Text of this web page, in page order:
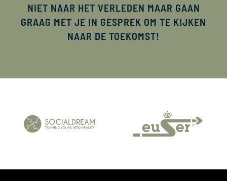
NIET NAAR HET VERLEDEN MAAR GAAN
GRAAG MET JE IN GESPREK OM TE KIJKEN
NAAR DE TOEKOMST!